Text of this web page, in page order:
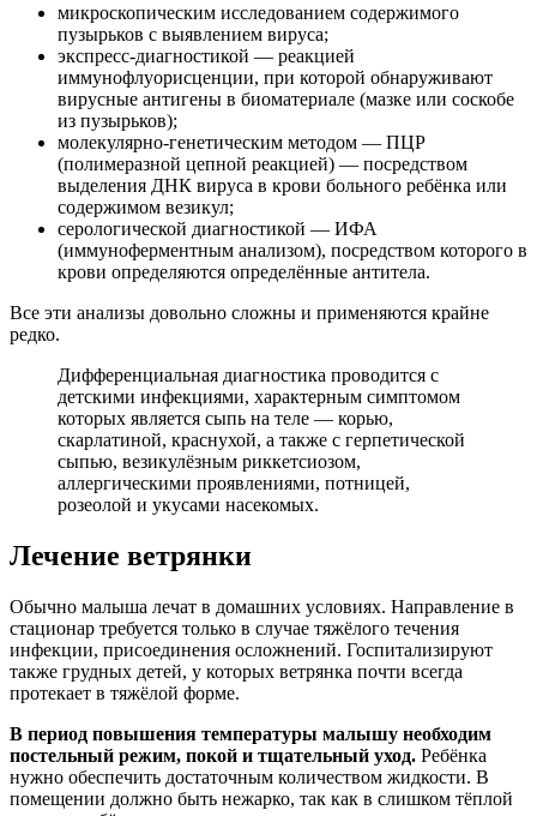
микроскопическим исследованием содержимого
пузырьков с выявлением вируса;
экспресс-диагностикой — реакцией
иммунофлуорисценции, при которой обнаруживают
вирусные антигены в биоматериале (мазке или соскобе
из пузырьков);
молекулярно-генетическим методом — ПЦР
(полимеразной цепной реакцией) — посредством
выделения ДНК вируса в крови больного ребёнка или
содержимом везикул;
серологической диагностикой — ИФА
(иммуноферментным анализом), посредством которого в
крови определяются определённые антитела.
Все эти анализы довольно сложны и применяются крайне
редко.
Дифференциальная диагностика проводится с
детскими инфекциями, характерным симптомом
которых является сыпь на теле — корью,
скарлатиной, краснухой, а также с герпетической
сыпью, везикулёзным риккетсиозом,
аллергическими проявлениями, потницей,
розеолой и укусами насекомых.
Лечение ветрянки
Обычно малыша лечат в домашних условиях. Направление в
стационар требуется только в случае тяжёлого течения
инфекции, присоединения осложнений. Госпитализируют
также грудных детей, у которых ветрянка почти всегда
протекает в тяжёлой форме.
В период повышения температуры малышу необходим
постельный режим, покой и тщательный уход. Ребёнка
нужно обеспечить достаточным количеством жидкости. В
помещении должно быть нежарко, так как в слишком тёплой